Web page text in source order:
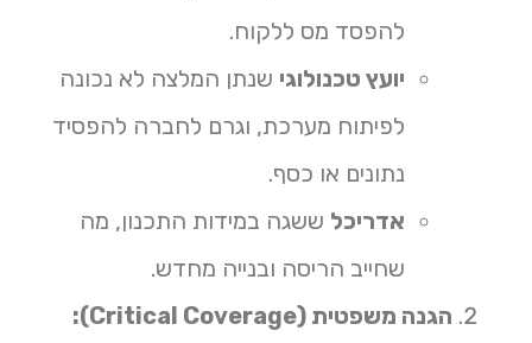
להפסד מס ללקוח.
יועץ טכנולוגי שנתן המלצה לא נכונה
לפיתוח מערכת, וגרם לחברה להפסיד
נתונים או כסף.
אדריכל ששגה במידות התכנון, מה
שחייב הריסה ובנייה מחדש.
הגנה משפטית (Critical Coverage):